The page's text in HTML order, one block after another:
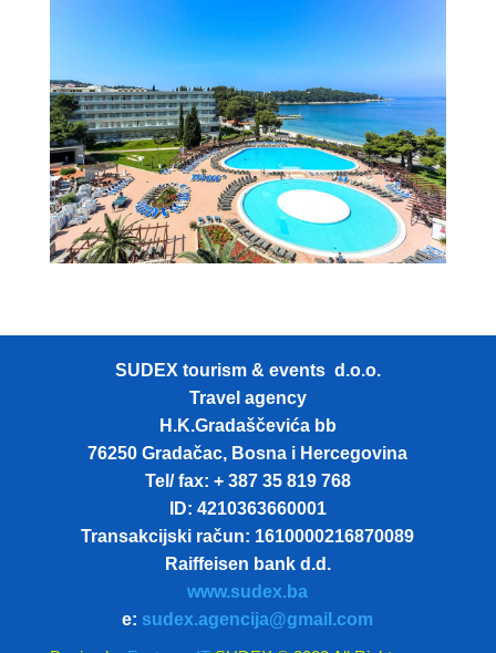
SUDEX tourism & events d.o.o.
Travel agency
H.K.Gradaščevića bb
76250 Gradačac, Bosna i Hercegovina
Tel/ fax: + 387 35 819 768
ID: 4210363660001
Transakcijski račun: 1610000216870089
Raiffeisen bank d.d.
www.sudex.ba
e: sudex.agencija@gmail.com